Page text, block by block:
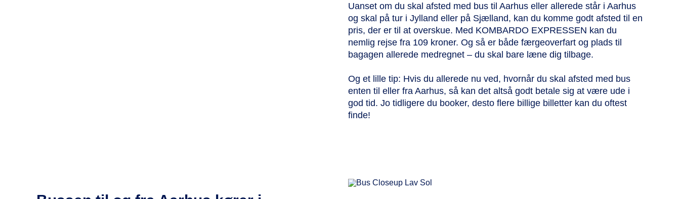
Uanset om du skal afsted med bus til Aarhus eller allerede står i Aarhus
og skal på tur i Jylland eller på Sjælland, kan du komme godt afsted til en
pris, der er til at overskue. Med KOMBARDO EXPRESSEN kan du
nemlig rejse fra 109 kroner. Og så er både færgeoverfart og plads til
bagagen allerede medregnet – du skal bare læne dig tilbage.
Og et lille tip: Hvis du allerede nu ved, hvornår du skal afsted med bus
enten til eller fra Aarhus, så kan det altså godt betale sig at være ude i
god tid. Jo tidligere du booker, desto flere billige billetter kan du oftest
finde!